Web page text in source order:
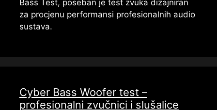
Bass Test, poseban je test zvuka dizajniran
za procjenu performansi profesionalnih audio
sustava.
Cyber ​​Bass Woofer test –
profesionalni zvučnici i slušalice